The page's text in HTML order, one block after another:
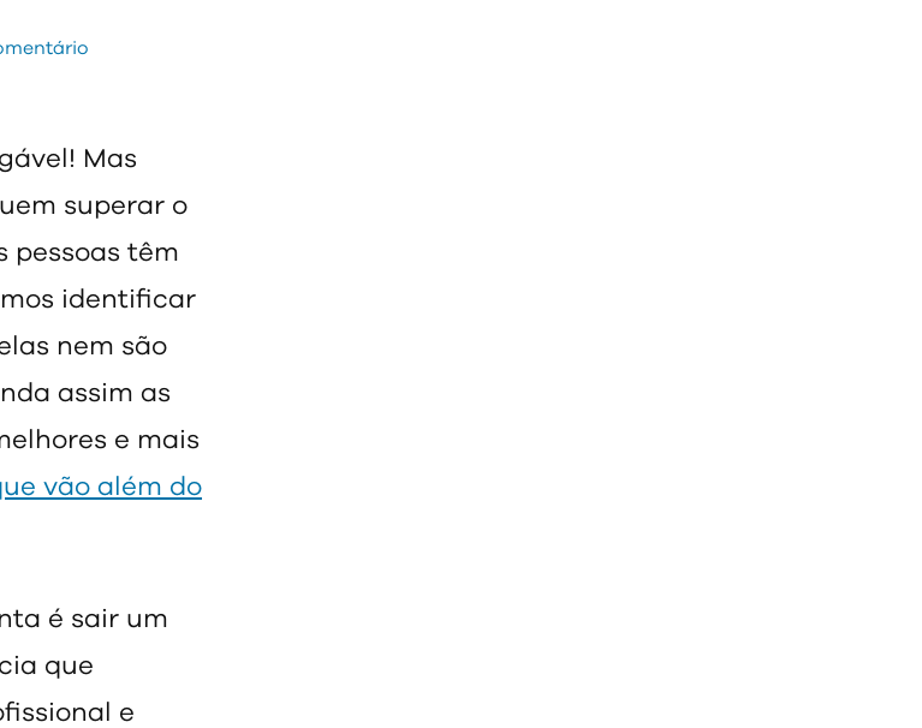
vão
Mas
superar o
pessoas têm
identificar
nem são
assim as
e mais
vão além do
é sair um
que
e